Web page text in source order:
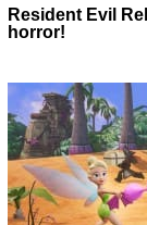
Resident Evil
horror!